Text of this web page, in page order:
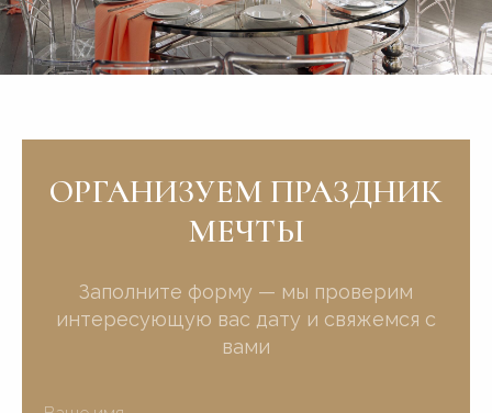
ОРГАНИЗУЕМ ПРАЗДНИК
МЕЧТЫ
Заполните форму — мы проверим
интересующую вас дату и свяжемся с
вами